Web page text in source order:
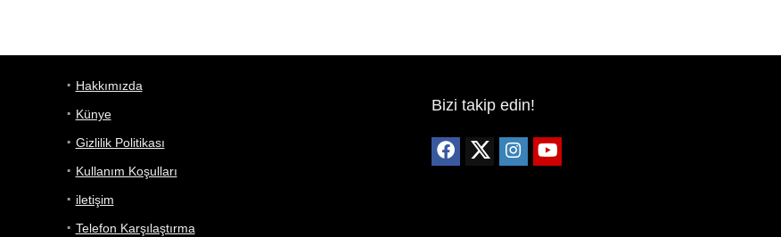
Hakkımızda
Künye
Gizlilik Politikası
Kullanım Koşulları
iletişim
Telefon Karşılaştırma
Bizi takip edin!